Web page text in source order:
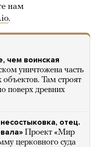
нам
.
чем воинская
уничтожена часть
объектов. Там строят
поверх древних
отец.
Проект «Мир
церковного суда